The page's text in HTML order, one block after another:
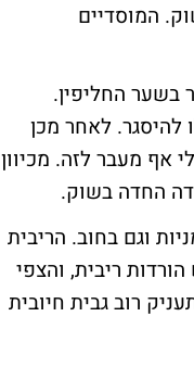
המוסדיים
את המסחר בשער החליפין.
לאחר מכן
אף מעבר לזה. מכיוון
החדה בשוק.
גם באפיק המניות וגם בחוב. הריבית
ריבית, והצפי
הרבה לחץ ותעניק רוב גבית חיובית